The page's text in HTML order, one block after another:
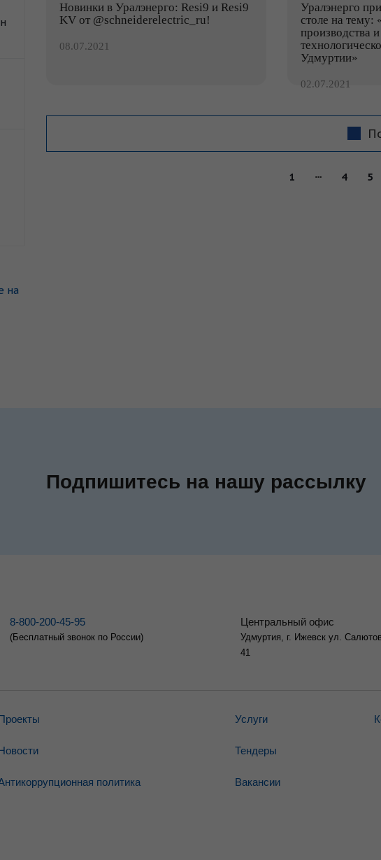
Новинки в Уралэнерго: Resi9 и Resi9
KV от @schneiderelectric_ru!
08.07.2021
Уралэнерго
столе на тему:
производства
Удмуртии»
02.07.2021
1 4 5
Подпишитесь на нашу рассылку
8-800-200-45-95
(Бесплатный звонок по России)
Центральный офис
Удмуртия, г. Ижевск ул.
41
политика
Услуги
Тендеры
Вакансии